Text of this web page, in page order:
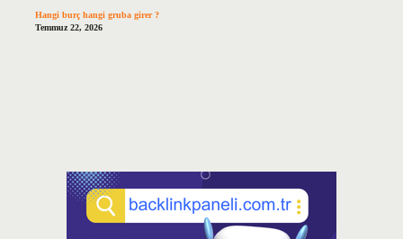
Hangi burç hangi gruba girer ?
Temmuz 22, 2026